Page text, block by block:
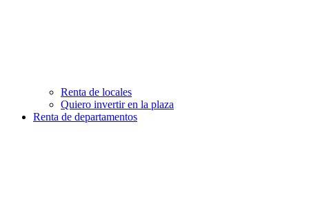
Renta de locales
Quiero invertir en la plaza
Renta de departamentos